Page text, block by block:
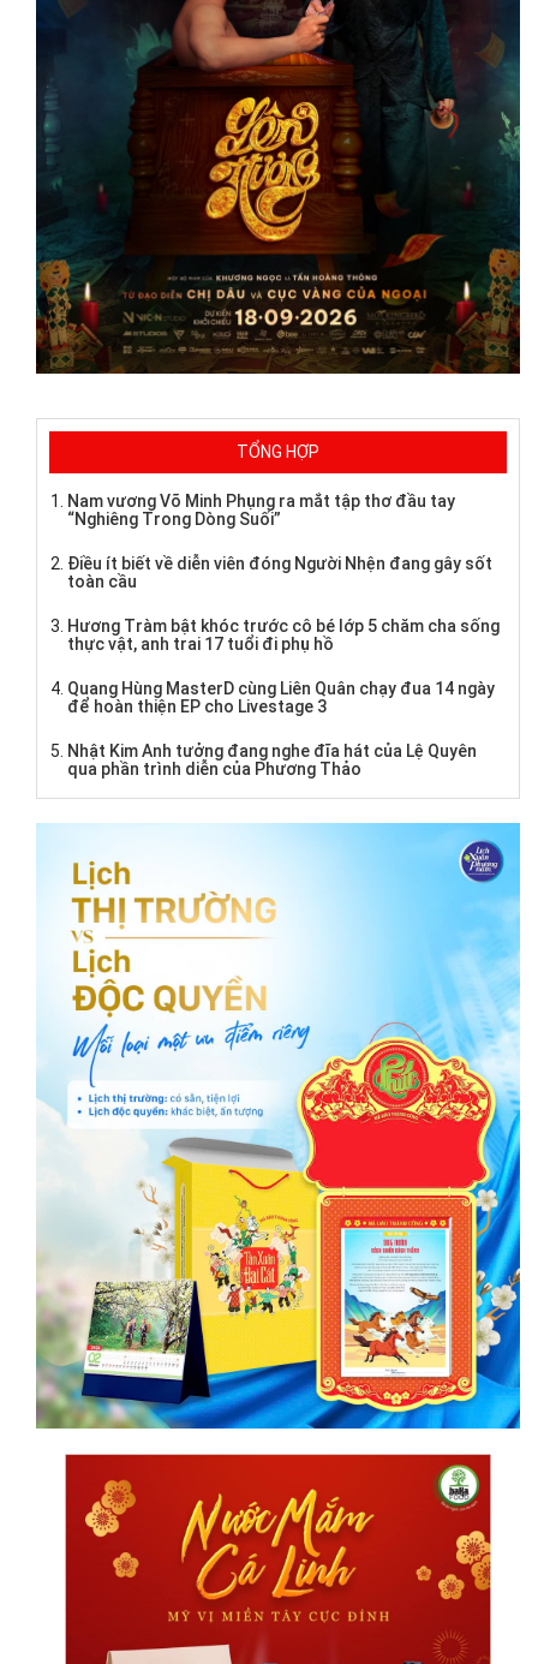
TỔNG HỢP
Nam vương Võ Minh Phụng ra mắt tập thơ đầu tay
“Nghiêng Trong Dòng Suối”
Điều ít biết về diễn viên đóng Người Nhện đang gây sốt
toàn cầu
Hương Tràm bật khóc trước cô bé lớp 5 chăm cha sống
thực vật, anh trai 17 tuổi đi phụ hồ
Quang Hùng MasterD cùng Liên Quân chạy đua 14 ngày
để hoàn thiện EP cho Livestage 3
Nhật Kim Anh tưởng đang nghe đĩa hát của Lệ Quyên
qua phần trình diễn của Phương Thảo